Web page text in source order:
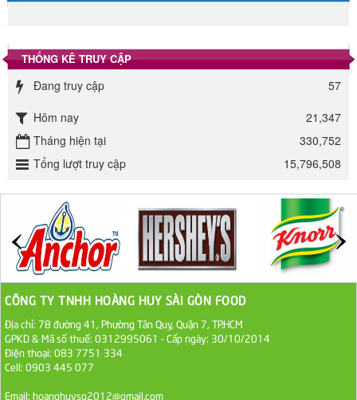
Đường mía thiên nhiên Biên Hòa gói 1kg
ĐƯỜNG SẠCH CÔ BA BIÊN HÒA 1KG
27.000 VND
Đường cát trắng An Khê bao 50kg
1.100.000 VND
Sa Tế Tôm Cholimex PET Hũ 450g
Ớt Sa Tế Cholimex Hũ Thuỷ Tinh 150g
THỐNG KÊ TRUY CẬP
Đang truy cập
57
Hôm nay
21,347
Tháng hiện tại
330,752
Tổng lượt truy cập
15,796,508
CÔNG TY TNHH HOÀNG HUY SÀI GÒN FOOD
Địa chỉ: 78 đường 41, Phường Tân Quy, Quận 7, TP.HCM
GPKD & Mã số thuế: 0312995061 - Cấp ngày: 30/10/2014
Điện thoại: 083 7751 334
Cell: 0903 445 077
Email: hoanghuysg2012@gmail.com